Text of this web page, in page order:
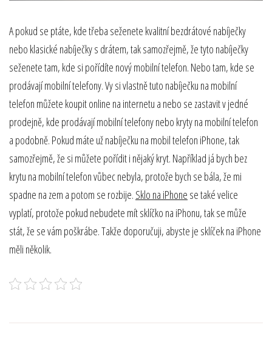
A pokud se ptáte, kde třeba seženete kvalitní bezdrátové nabíječky
nebo klasické nabíječky s drátem, tak samozřejmě, že tyto nabíječky
seženete tam, kde si pořídíte nový mobilní telefon. Nebo tam, kde se
prodávají mobilní telefony. Vy si vlastně tuto nabíječku na mobilní
telefon můžete koupit online na internetu a nebo se zastavit v jedné
prodejně, kde prodávají mobilní telefony nebo kryty na mobilní telefon
a podobně. Pokud máte už nabíječku na mobil telefon iPhone, tak
samozřejmě, že si můžete pořídit i nějaký kryt. Například já bych bez
krytu na mobilní telefon vůbec nebyla, protože bych se bála, že mi
spadne na zem a potom se rozbije. Sklo na iPhone se také velice
vyplatí, protože pokud nebudete mít sklíčko na iPhonu, tak se může
stát, že se vám poškrábe. Takže doporučuji, abyste je sklíček na iPhone
měli několik.